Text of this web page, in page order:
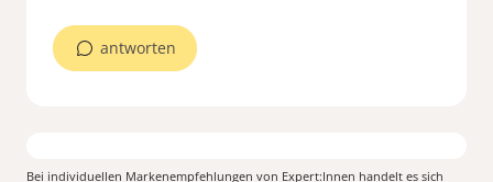
antworten
Bei individuellen Markenempfehlungen von Expert:Innen handelt es sich